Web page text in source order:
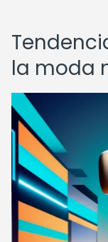
la moda